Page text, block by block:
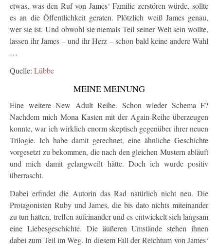
etwas, was den Ruf von James‘ Familie zerstören würde, sollte
es an die Öffentlichkeit geraten. Plötzlich weiß James genau,
wer sie ist. Und obwohl sie niemals Teil seiner Welt sein wollte,
lassen ihr James – und ihr Herz – schon bald keine andere Wahl
…
Quelle: Lübbe
MEINE MEINUNG
Eine weitere New Adult Reihe. Schon wieder Schema F?
Nachdem mich Mona Kasten mit der Again-Reihe überzeugen
konnte, war ich wirklich enorm skeptisch gegenüber ihrer neuen
Trilogie. Ich habe damit gerechnet, eine ähnliche Geschichte
vorgesetzt zu bekommen, die nach den gleichen Mustern abläuft
und mich damit gelangweilt hätte. Doch ich wurde positiv
überrascht.
Dabei erfindet die Autorin das Rad natürlich nicht neu. Die
Protagonisten Ruby und James, die bis dato nichts miteinander
zu tun hatten, treffen aufeinander und es entwickelt sich langsam
eine Liebesgeschichte. Die äußeren Umstände stehen ihnen
dabei zum Teil im Weg. In diesem Fall der Reichtum von James‘